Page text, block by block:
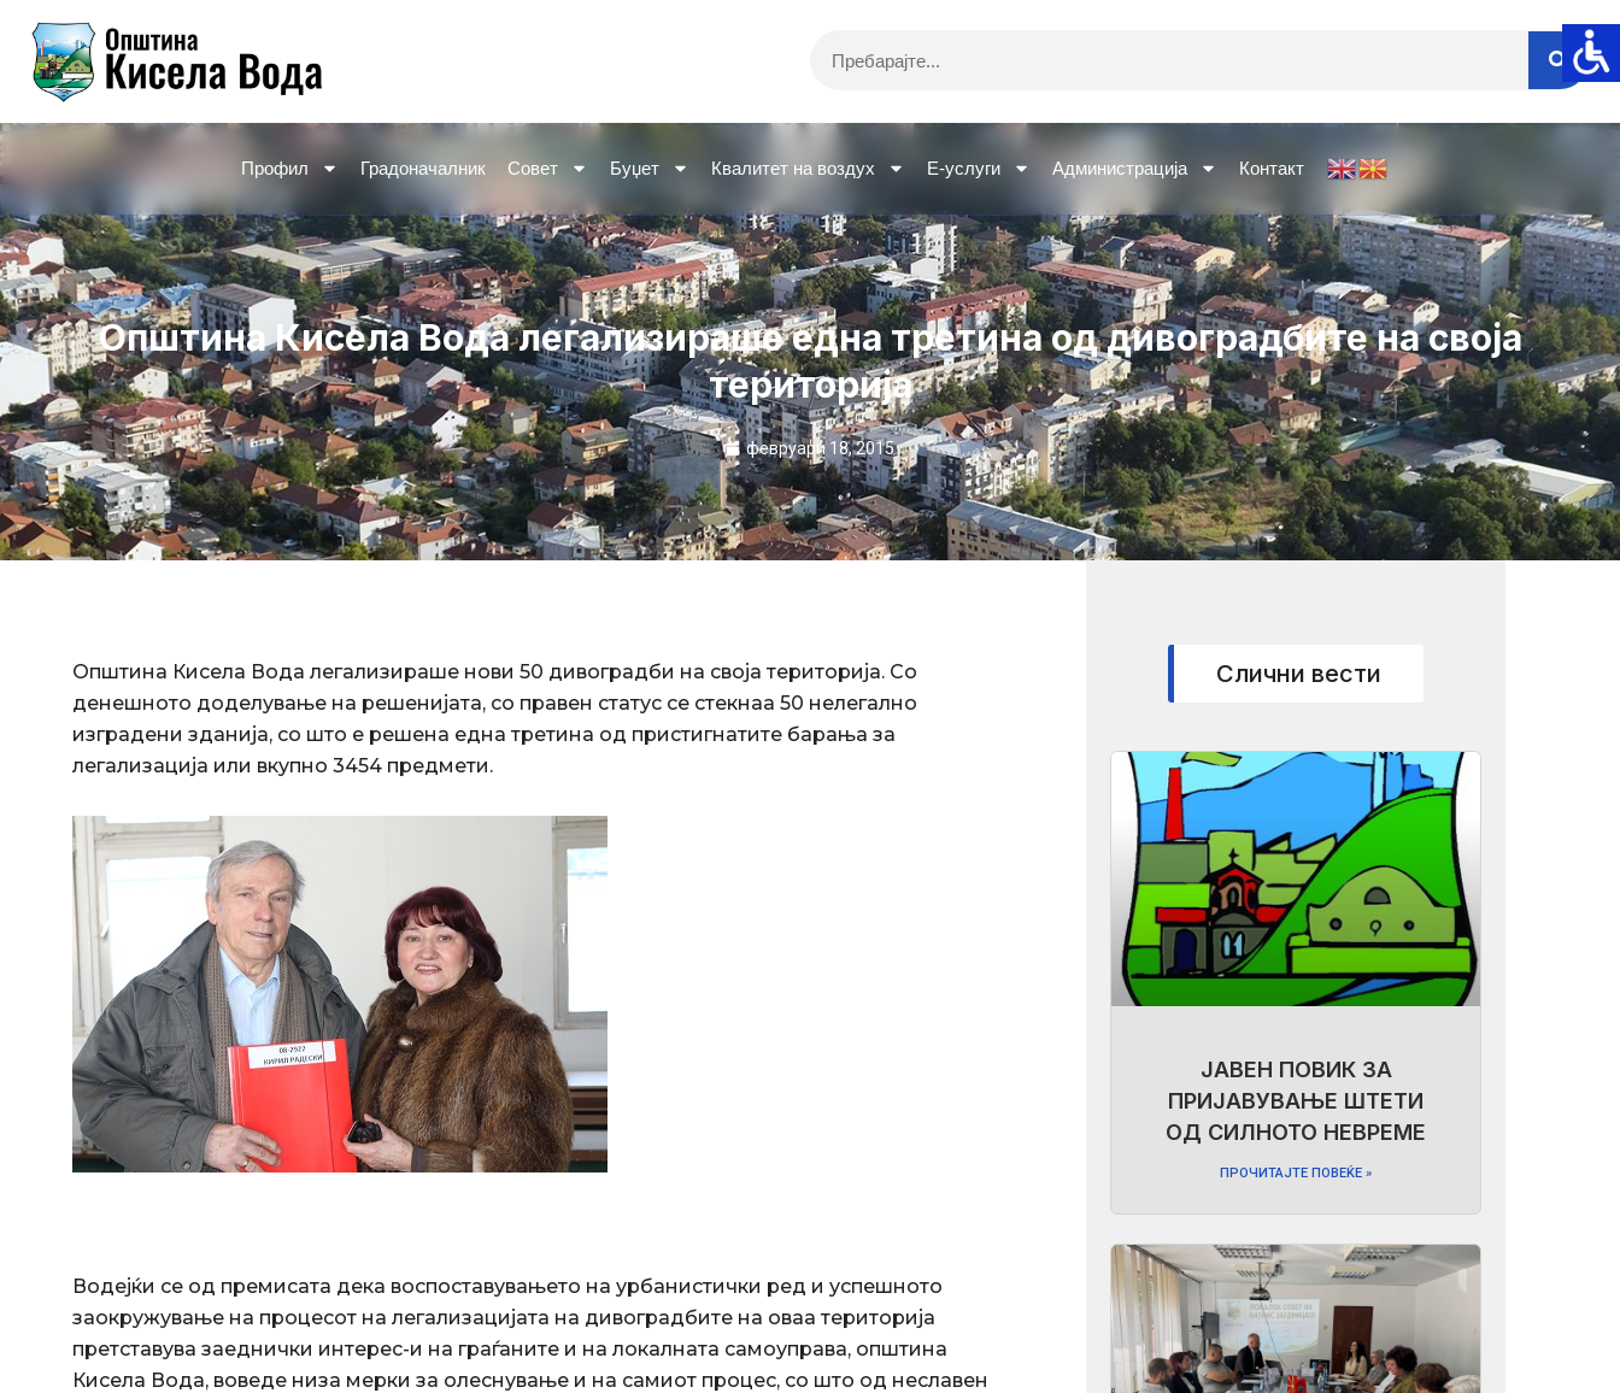
content
Профил Градоначалник Совет Буџет Квалитет на воздух Е-услуги Администрација Контакт
Општина Кисела Вода легализираше една третина од дивоградбите на своја
територија
февруари 18, 2015
Општина Кисела Вода легализираше нови 50 дивоградби на своја територија. Со
денешното доделување на решенијата, со правен статус се стекнаа 50 нелегално
изградени зданија, со што е решена една третина од пристигнатите барања за
легализација или вкупно 3454 предмети.
Водејќи се од премисата дека воспоставувањето на урбанистички ред и успешното
заокружување на процесот на легализацијата на дивоградбите на оваа територија
претставува заеднички интерес-и на граѓаните и на локалната самоуправа, општина
Кисела Вода, воведе низа мерки за олеснување и на самиот процес, со што од неславен
Слични вести
ЈАВЕН ПОВИК ЗА
ПРИЈАВУВАЊЕ ШТЕТИ
ОД СИЛНОТО НЕВРЕМЕ
ПРОЧИТАЈТЕ ПОВЕЌЕ »